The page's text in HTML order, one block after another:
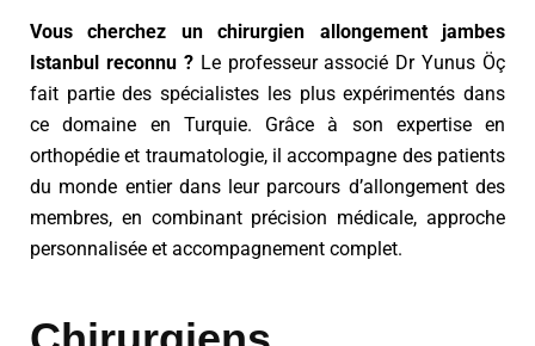
Vous cherchez un chirurgien allongement jambes
Istanbul reconnu ?Le professeur associé Dr Yunus Öç
fait partie des spécialistes les plus expérimentés dans
ce domaine en Turquie. Grâce à son expertise en
orthopédie et traumatologie, il accompagne des patients
du monde entier dans leur parcours d’allongement des
membres, en combinant précision médicale, approche
personnalisée et accompagnement complet.